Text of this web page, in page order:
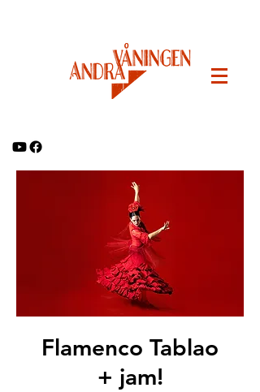
Flamenco Tablao
+ jam!